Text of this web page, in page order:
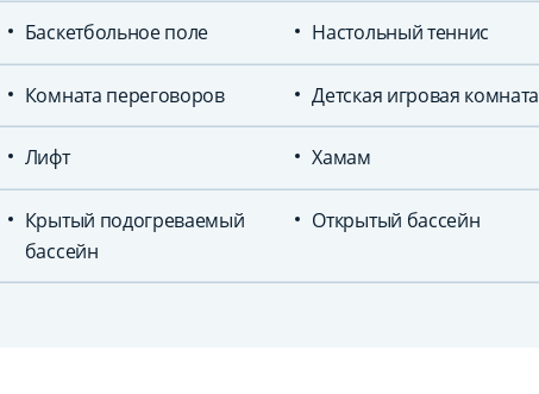
Баскетбольное поле Настольный теннис
Комната переговоров Детская игровая комната
Лифт Хамам
Крытый подогреваемый
бассейн
Открытый бассейн